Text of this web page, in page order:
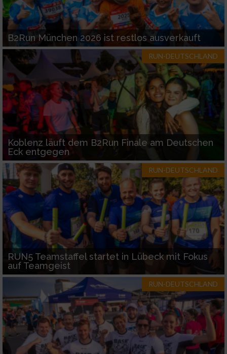
B2Run München 2026 ist restlos ausverkauft
RUN-DEUTSCHLAND
Koblenz läuft dem B2Run Finale am Deutschen
Eck entgegen
RUN-DEUTSCHLAND
RUN5 Teamstaffel startet in Lübeck mit Fokus
auf Teamgeist
RUN-DEUTSCHLAND